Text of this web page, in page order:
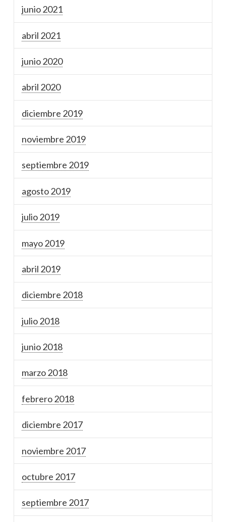
junio 2021
abril 2021
junio 2020
abril 2020
diciembre 2019
noviembre 2019
septiembre 2019
agosto 2019
julio 2019
mayo 2019
abril 2019
diciembre 2018
julio 2018
junio 2018
marzo 2018
febrero 2018
diciembre 2017
noviembre 2017
octubre 2017
septiembre 2017